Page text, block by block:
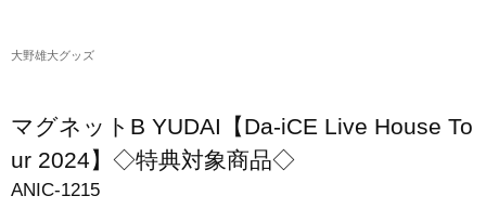
スマホケース・モバイルバッテリー
会場限定グッズ
大野雄大グッズ
マグネットB YUDAI【Da-iCE Live House To
ur 2024】◇特典対象商品◇
ANIC-1215